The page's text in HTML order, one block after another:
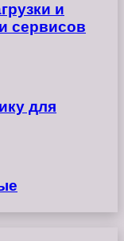
и
сервисов
для